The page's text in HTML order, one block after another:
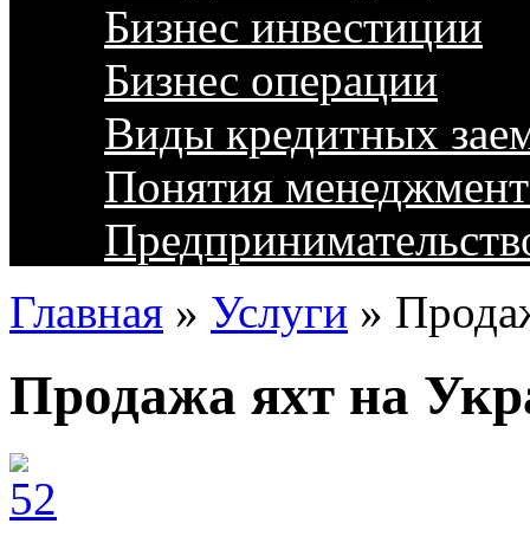
Бизнес инвестиции
Бизнес операции
Виды кредитных
Понятия
Главная » Услуги »
Продажа яхт на